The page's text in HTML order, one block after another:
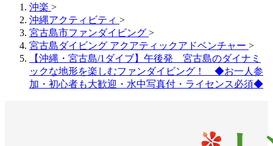
沖楽 >
沖縄アクティビティ >
宮古島市ファンダイビング >
宮古島ダイビング アクアティックアドベンチャー >
【沖縄・宮古島/1ダイブ】午後発 宮古島のダイナミ
ックな地形を楽しむファンダイビング！ ◆お一人参
加・初心者も大歓迎・水中写真付・ライセンス必須◆